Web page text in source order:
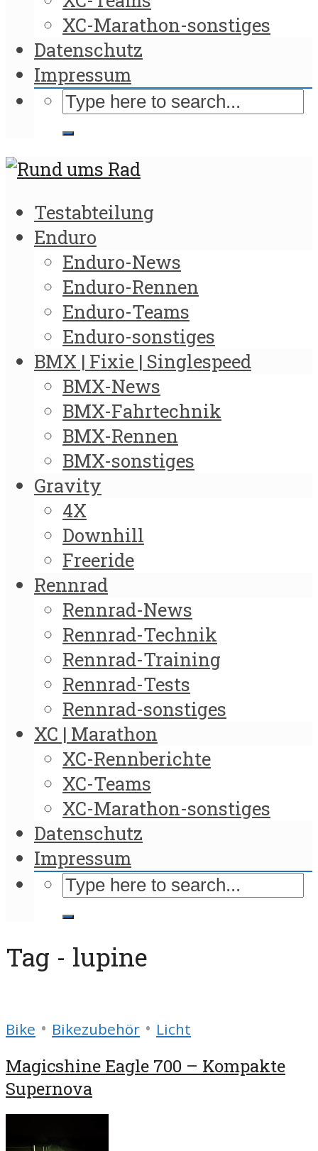
XC-Marathon-sonstiges
Datenschutz
Impressum
Testabteilung
Enduro
Enduro-News
Enduro-Rennen
Enduro-Teams
Enduro-sonstiges
BMX | Fixie | Singlespeed
BMX-News
BMX-Fahrtechnik
BMX-Rennen
BMX-sonstiges
Gravity
4X
Downhill
Freeride
Rennrad
Rennrad-News
Rennrad-Technik
Rennrad-Training
Rennrad-Tests
Rennrad-sonstiges
XC | Marathon
XC-Rennberichte
XC-Teams
XC-Marathon-sonstiges
Datenschutz
Impressum
Tag - lupine
Bike • Bikezubehör • Licht
Magicshine Eagle 700 – Kompakte
Supernova